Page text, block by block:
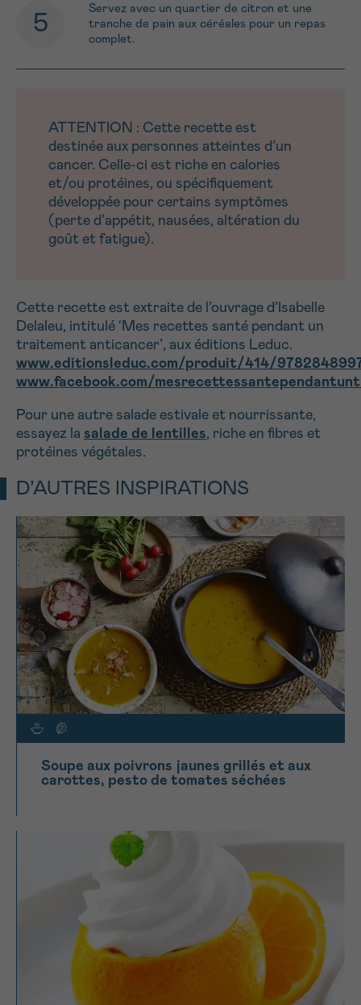
Servez avec un quartier de citron et une
tranche de pain aux céréales pour un repas
complet.
ATTENTION : Cette recette est
destinée aux personnes atteintes d’un
cancer. Celle-ci est riche en calories
et/ou protéines, ou spécifiquement
développée pour certains symptômes
(perte d’appétit, nausées, altération du
goût et fatigue).
Cette recette est extraite de l’ouvrage d’Isabelle
Delaleu, intitulé ‘Mes recettes santé pendant un
traitement anticancer’, aux éditions Leduc.
www.editionsleduc.com/produit/414/
www.facebook.com/
Pour une autre salade estivale et nourrissante,
essayez la salade de lentilles, riche en fibres et
protéines végétales.
D’AUTRES INSPIRATIONS
Soupe aux poivrons jaunes grillés et aux
carottes, pesto de tomates séchées